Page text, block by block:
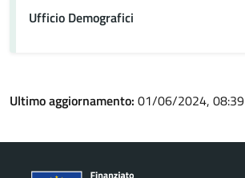
Ufficio Demografici
Ultimo aggiornamento: 01/06/2024, 08:39